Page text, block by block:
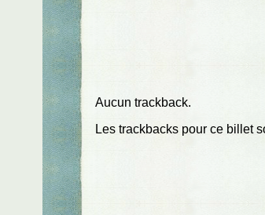
Aucun trackback.
Les trackbacks pour ce billet